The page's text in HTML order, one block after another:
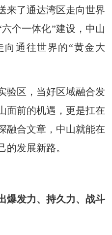
了通达湾区走向世界
个一体化”建设，中山
向通往世界的“黄金大
区，当好区域融合发
面前的机遇，更是扛在
融合文章，中山就能在
的发展新路。
爆发力、持久力、战斗